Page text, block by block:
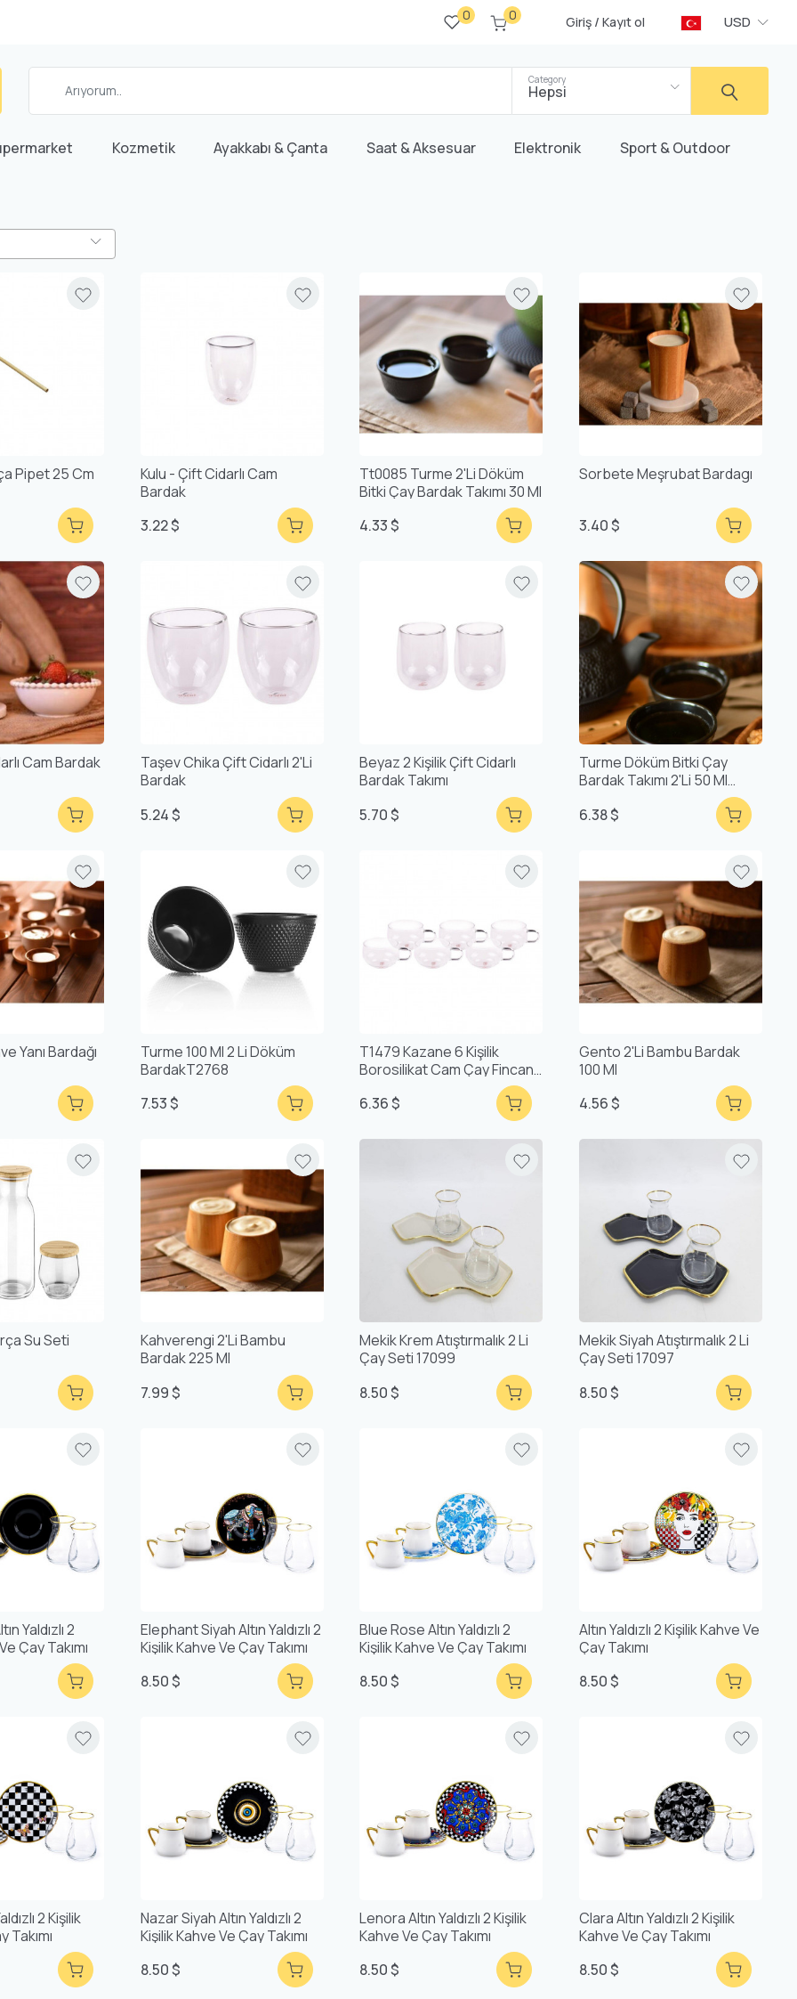
0 0 Giriş / Kayıt ol USD
Category
Hepsi
Kozmetik Ayakkabı & Çanta Saat & Aksesuar Elektronik Sport & Outdoor
Pipet 25 Cm
Kulu - Çift Cidarlı Cam
Bardak
3.22 $
Tt0085 Turme 2'li Döküm
Bitki Çay Bardak Takımı 30 Ml
4.33 $
Sorbete Meşrubat Bardagı
3.40 $
Cam Bardak
Taşev Chika Çift Cidarlı 2'li
Bardak
5.24 $
Beyaz 2 Kişilik Çift Cidarlı
Bardak Takımı
5.70 $
Turme Döküm Bitki Çay
Bardak Takımı 2'li 50 Ml
6.38 $
Yanı Bardağı
Turme 100 Ml 2 Li Döküm
BardakT2768
7.53 $
T1479 Kazane 6 Kişilik
Borosilikat Cam Çay Fincan
6.36 $
Gento 2'li Bambu Bardak
100 Ml
4.56 $
Su Seti
Kahverengi 2'li Bambu
Bardak 225 Ml
7.99 $
Mekik Krem Atıştırmalık 2 Li
Çay Seti 17099
8.50 $
Mekik Siyah Atıştırmalık 2 Li
Çay Seti 17097
8.50 $
Yaldızlı 2
Çay Takımı
Elephant Siyah Altın Yaldızlı 2
Kişilik Kahve Ve Çay Takımı
8.50 $
Blue Rose Altın Yaldızlı 2
Kişilik Kahve Ve Çay Takımı
8.50 $
Altın Yaldızlı 2 Kişilik Kahve Ve
Çay Takımı
8.50 $
2 Kişilik
Takımı
Nazar Siyah Altın Yaldızlı 2
Kişilik Kahve Ve Çay Takımı
8.50 $
Lenora Altın Yaldızlı 2 Kişilik
Kahve Ve Çay Takımı
8.50 $
Clara Altın Yaldızlı 2 Kişilik
Kahve Ve Çay Takımı
8.50 $